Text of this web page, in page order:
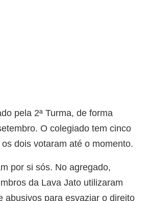
pela 2ª Turma, de forma
O colegiado tem cinco
dois votaram até o momento.
por si sós. No agregado,
da Lava Jato utilizaram
abusivos para esvaziar o direito